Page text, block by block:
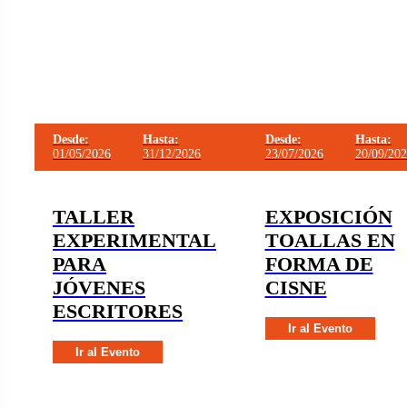
Desde:
01/05/2026
Hasta:
31/12/2026
TALLER
EXPERIMENTAL
PARA
JÓVENES
ESCRITORES
Ir al Evento
Desde:
23/07/2026
Hasta:
20/09/
EXPOSICIÓN
TOALLAS EN
FORMA DE
CISNE
Ir al Evento